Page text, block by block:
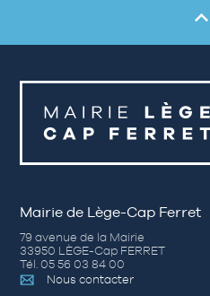
Mairie de Lège-Cap Ferret
79 avenue de la Mairie
33950 LÈGE-Cap FERRET
Tél. 05 56 03 84 00
Nous contacter